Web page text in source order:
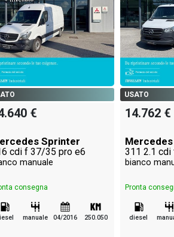
€
Sprinter
cdi f 37/35 pro e6
manuale
consegna
manuale 04/2016 250.050
USATO
14.762 €
311 2.1
bianco
Pronta
diesel